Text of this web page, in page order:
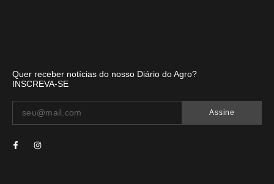
Quer receber notícias do nosso Diário do Agro?
INSCREVA-SE
Assine